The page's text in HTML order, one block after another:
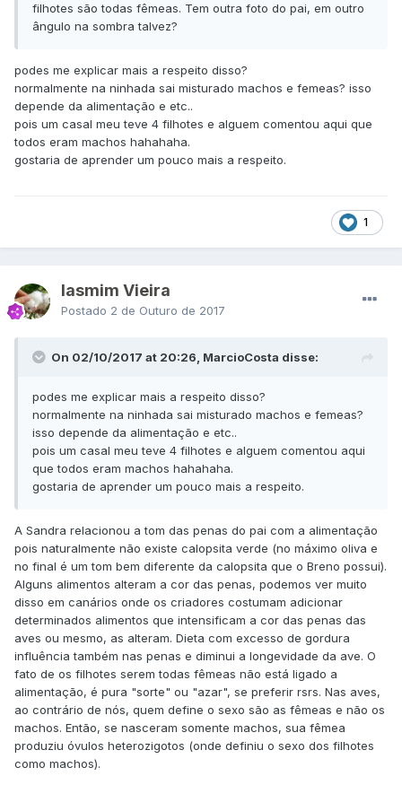
filhotes são todas fêmeas. Tem outra foto do pai, em outro
ângulo na sombra talvez?
podes me explicar mais a respeito disso?
normalmente na ninhada sai misturado machos e femeas? isso
depende da alimentação e etc..
pois um casal meu teve 4 filhotes e alguem comentou aqui que
todos eram machos hahahaha.
gostaria de aprender um pouco mais a respeito.
1
Iasmim Vieira
Postado 2 de Outuro de 2017
On 02/10/2017 at 20:26, MarcioCosta disse:
podes me explicar mais a respeito disso?
normalmente na ninhada sai misturado machos e femeas?
isso depende da alimentação e etc..
pois um casal meu teve 4 filhotes e alguem comentou aqui
que todos eram machos hahahaha.
gostaria de aprender um pouco mais a respeito.
A Sandra relacionou a tom das penas do pai com a alimentação
pois naturalmente não existe calopsita verde (no máximo oliva e
no final é um tom bem diferente da calopsita que o Breno possui).
Alguns alimentos alteram a cor das penas, podemos ver muito
disso em canários onde os criadores costumam adicionar
determinados alimentos que intensificam a cor das penas das
aves ou mesmo, as alteram. Dieta com excesso de gordura
influência também nas penas e diminui a longevidade da ave. O
fato de os filhotes serem todas fêmeas não está ligado a
alimentação, é pura "sorte" ou "azar", se preferir rsrs. Nas aves,
ao contrário de nós, quem define o sexo são as fêmeas e não os
machos. Então, se nasceram somente machos, sua fêmea
produziu óvulos heterozigotos (onde definiu o sexo dos filhotes
como machos).